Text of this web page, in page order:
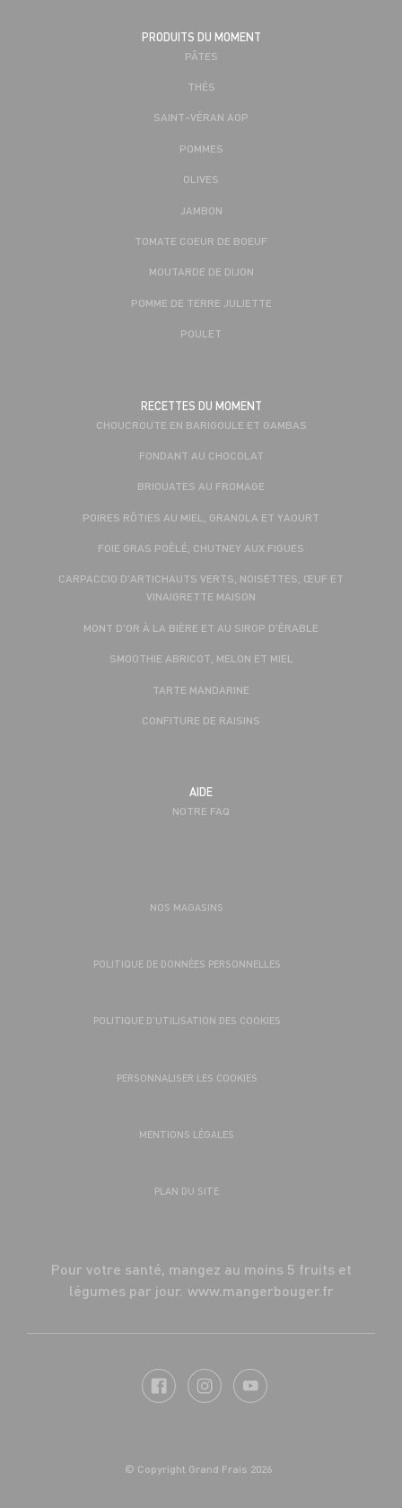
PRODUITS DU MOMENT
PÂTES
THÉS
SAINT-VÉRAN AOP
POMMES
OLIVES
JAMBON
TOMATE COEUR DE BOEUF
MOUTARDE DE DIJON
POMME DE TERRE JULIETTE
POULET
RECETTES DU MOMENT
CHOUCROUTE EN BARIGOULE ET GAMBAS
FONDANT AU CHOCOLAT
BRIOUATES AU FROMAGE
POIRES RÔTIES AU MIEL, GRANOLA ET YAOURT
FOIE GRAS POÊLÉ, CHUTNEY AUX FIGUES
CARPACCIO D'ARTICHAUTS VERTS, NOISETTES, ŒUF ET
VINAIGRETTE MAISON
MONT D'OR À LA BIÈRE ET AU SIROP D'ÉRABLE
SMOOTHIE ABRICOT, MELON ET MIEL
TARTE MANDARINE
CONFITURE DE RAISINS
AIDE
NOTRE FAQ
NOS MAGASINS
POLITIQUE DE DONNÉES PERSONNELLES
POLITIQUE D’UTILISATION DES COOKIES
PERSONNALISER LES COOKIES
MENTIONS LÉGALES
PLAN DU SITE
Pour votre santé, mangez au moins 5 fruits et
légumes par jour. www.mangerbouger.fr
© Copyright Grand Frais 2026